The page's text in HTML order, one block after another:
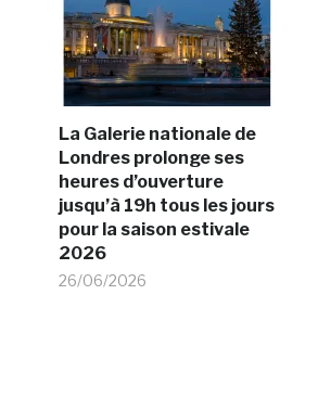
La Galerie nationale de
Londres prolonge ses
heures d’ouverture
jusqu’à 19h tous les jours
pour la saison estivale
2026
26/06/2026